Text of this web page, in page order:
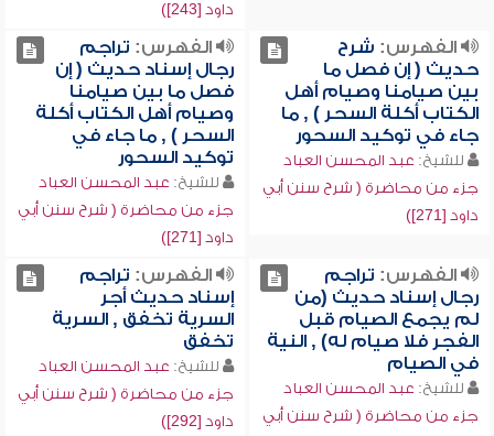
داود [243])
الفهرس: شرح
حديث ( إن فصل ما
بين صيامنا وصيام أهل
الكتاب أكلة السحر ) , ما
جاء في توكيد السحور
للشيخ: عبد المحسن العباد
جزء من محاضرة ( شرح سنن أبي
داود [271])
الفهرس: تراجم
رجال إسناد حديث ( إن
فصل ما بين صيامنا
وصيام أهل الكتاب أكلة
السحر ) , ما جاء في
توكيد السحور
للشيخ: عبد المحسن العباد
جزء من محاضرة ( شرح سنن أبي
داود [271])
الفهرس: تراجم
رجال إسناد حديث (من
لم يجمع الصيام قبل
الفجر فلا صيام له) , النية
في الصيام
للشيخ: عبد المحسن العباد
جزء من محاضرة ( شرح سنن أبي
الفهرس: تراجم
إسناد حديث أجر
السرية تخفق , السرية
تخفق
للشيخ: عبد المحسن العباد
جزء من محاضرة ( شرح سنن أبي
داود [292])